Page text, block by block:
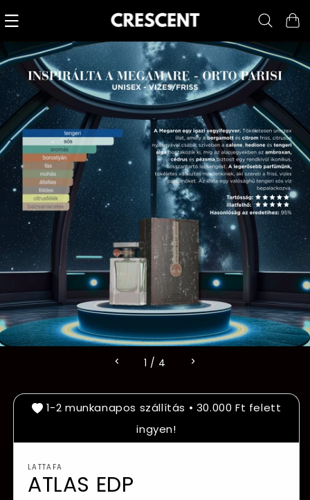
Kosár
‹ ›
1 / 4
1-2 munkanapos szállítás • 30.000 Ft felett
ingyen!
LATTAFA
ATLAS EDP